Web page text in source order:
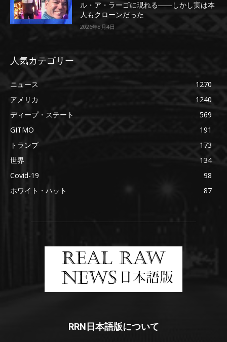
ル・ア・ラーゴに現れる――しかし実は本
人もクローンだった
2026年8月4日
人気カテゴリー
ニュース
1270
アメリカ
1240
ディープ・ステート
569
GITMO
191
トランプ
173
世界
134
Covid-19
98
ホワイト・ハット
87
RRN日本語版について